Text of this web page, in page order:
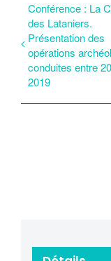
Conférence : La
des Lataniers.
Présentation des
opérations
conduites entre
2019